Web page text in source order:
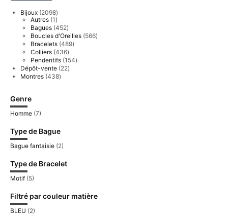
Bijoux 20982098
produits
Autres 1 1
produit
Bagues 452452
produits
Boucles d'Oreilles 566566
Bracelets 489489
Colliers 436436
produits
Pendentifs 154154
Dépôt-vente 2222
Montres 438438
Genre
Homme (7)
Type de Bague
Bague fantaisie (2)
Type de Bracelet
Motif (5)
Filtré par couleur matière
BLEU (2)